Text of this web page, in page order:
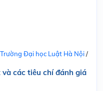
Đại học Luật Hà Nội/
các tiêu chí đánh giá